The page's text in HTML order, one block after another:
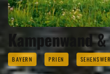
Kampenwand
BAYERN PRIEN